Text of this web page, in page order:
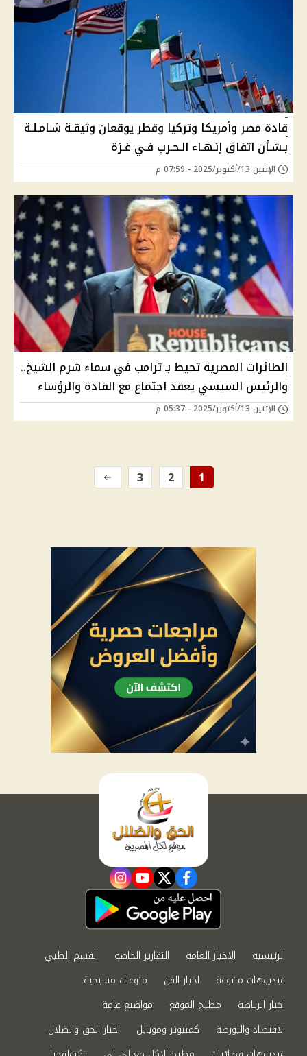
قادة مصر وأمريكا وتركيا وقطر يوقعان وثيقـة شـامـلـة
بـشـأن اتفاق إنـهـاء الـحـرب فـي غـزة
الإثنين 13/أكتوبر/2025 - 07:59 م
الطائرات المصرية تحيط بـ ترامب في سماء شرم الشيخ..
والرئيس السيسي يعقد اجتماع مع القادة والرؤساء
الإثنين 13/أكتوبر/2025 - 05:37 م
1
2
3
facebook
twitter
youtube
instagram
الرئيسية الاخبار العامة التقارير الخاصة
القسم الطبي
فيديوهات متنوعة
اخبار الفن
منوعات مسيحية
اخبار الرياضة
مطبخ الموقع
مواضيع عامة
الاقتصاد والبورصة
كمبيوتر وموبايل
اخبار الحق والضلال